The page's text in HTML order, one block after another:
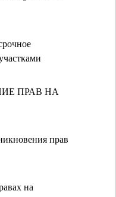
ПРАВ НА
прав
на